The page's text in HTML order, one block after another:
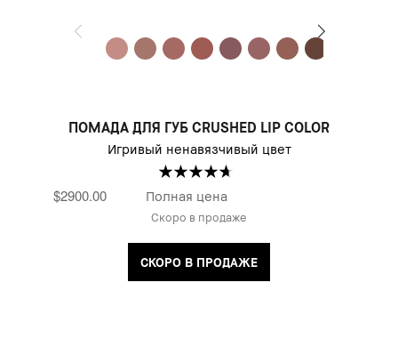
ПОМАДА ДЛЯ ГУБ CRUSHED LIP COLOR
Игривый ненавязчивый цвет
$2900.00 Полная цена
Скоро в продаже
СКОРО В ПРОДАЖЕ